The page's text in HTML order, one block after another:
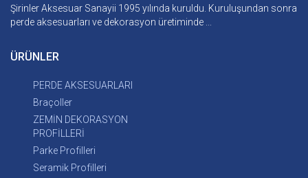
Şirinler Aksesuar Sanayii 1995 yılında kuruldu. Kuruluşundan sonra
perde aksesuarları ve dekorasyon üretiminde ...
ÜRÜNLER
PERDE AKSESUARLARI
Braçoller
ZEMİN DEKORASYON
PROFİLLERİ
Parke Profilleri
Seramik Profilleri